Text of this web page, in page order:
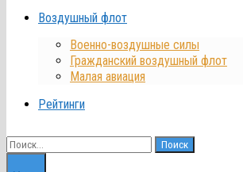
Воздушный флот
Военно-воздушные силы
Гражданский воздушный флот
Малая авиация
Рейтинги
Найти: